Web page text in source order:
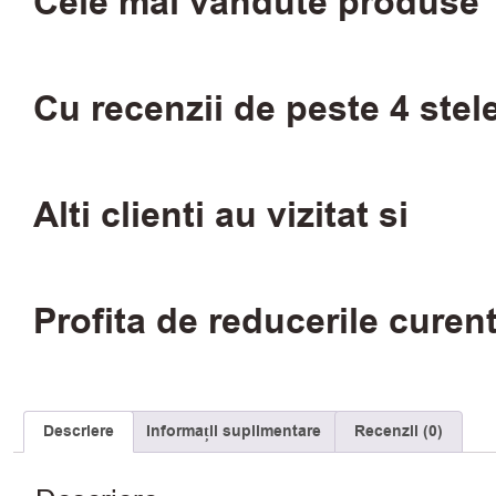
Cu recenzii de peste 4
Alti clienti au vizitat si
Profita de reducerile
Descriere Informații suplimentare Recenzii (0)